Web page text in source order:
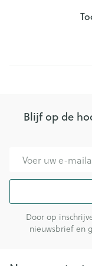
Blijf op de
Door op
nieuwsbrief en